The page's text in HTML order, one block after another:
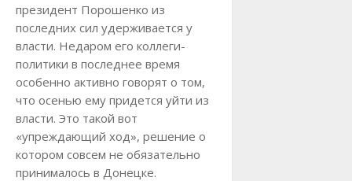
президент Порошенко из
последних сил удерживается у
власти. Недаром его коллеги-
политики в последнее время
особенно активно говорят о том,
что осенью ему придется уйти из
власти. Это такой вот
«упреждающий ход», решение о
котором совсем не обязательно
принималось в Донецке.